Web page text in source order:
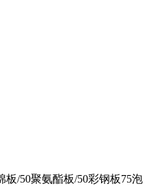
板/50聚氨酯板/50彩钢板75泡